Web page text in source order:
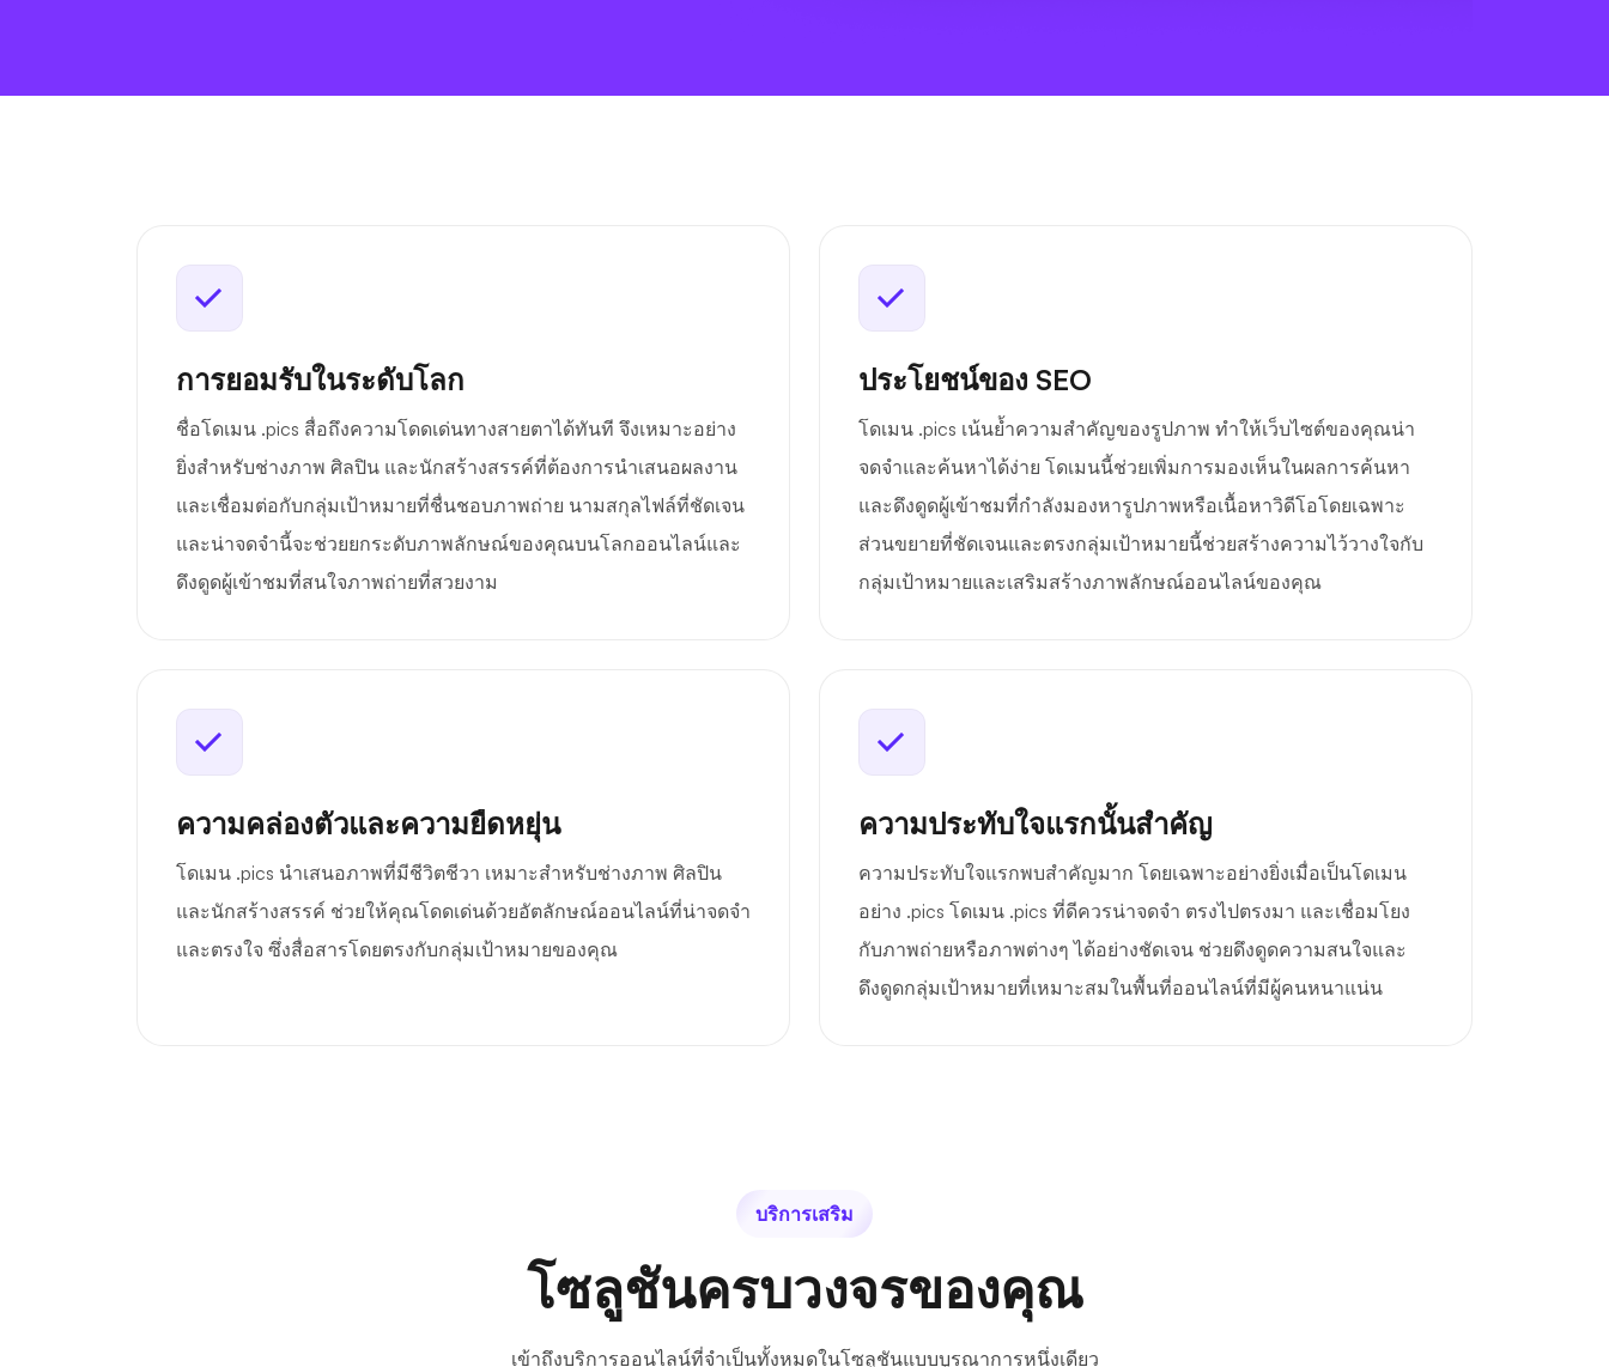
การยอมรับในระดับโลก
ชื่อโดเมน .pics สื่อถึงความโดดเด่นทางสายตาได้ทันที จึงเหมาะอย่าง
ยิ่งสำหรับช่างภาพ ศิลปิน และนักสร้างสรรค์ที่ต้องการนำเสนอผลงาน
และเชื่อมต่อกับกลุ่มเป้าหมายที่ชื่นชอบภาพถ่าย นามสกุลไฟล์ที่ชัดเจน
และน่าจดจำนี้จะช่วยยกระดับภาพลักษณ์ของคุณบนโลกออนไลน์และ
ดึงดูดผู้เข้าชมที่สนใจภาพถ่ายที่สวยงาม
ประโยชน์ของ SEO
โดเมน .pics เน้นย้ำความสำคัญของรูปภาพ ทำให้เว็บไซต์ของคุณน่า
จดจำและค้นหาได้ง่าย โดเมนนี้ช่วยเพิ่มการมองเห็นในผลการค้นหา
และดึงดูดผู้เข้าชมที่กำลังมองหารูปภาพหรือเนื้อหาวิดีโอโดยเฉพาะ
ส่วนขยายที่ชัดเจนและตรงกลุ่มเป้าหมายนี้ช่วยสร้างความไว้วางใจกับ
กลุ่มเป้าหมายและเสริมสร้างภาพลักษณ์ออนไลน์ของคุณ
ความคล่องตัวและความยืดหยุ่น
โดเมน .pics นำเสนอภาพที่มีชีวิตชีวา เหมาะสำหรับช่างภาพ ศิลปิน
และนักสร้างสรรค์ ช่วยให้คุณโดดเด่นด้วยอัตลักษณ์ออนไลน์ที่น่าจดจำ
และตรงใจ ซึ่งสื่อสารโดยตรงกับกลุ่มเป้าหมายของคุณ
ความประทับใจแรกนั้นสำคัญ
ความประทับใจแรกพบสำคัญมาก โดยเฉพาะอย่างยิ่งเมื่อเป็นโดเมน
อย่าง .pics โดเมน .pics ที่ดีควรน่าจดจำ ตรงไปตรงมา และเชื่อมโยง
กับภาพถ่ายหรือภาพต่างๆ ได้อย่างชัดเจน ช่วยดึงดูดความสนใจและ
ดึงดูดกลุ่มเป้าหมายที่เหมาะสมในพื้นที่ออนไลน์ที่มีผู้คนหนาแน่น
บริการเสริม
โซลูชันครบวงจรของคุณ
เข้าถึงบริการออนไลน์ที่จำเป็นทั้งหมดในโซลูชันแบบบูรณาการหนึ่งเดียว